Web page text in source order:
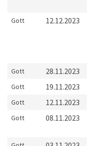
Gott 12.12.2023
Gott 28.11.2023
Gott 19.11.2023
Gott 12.11.2023
Gott 08.11.2023